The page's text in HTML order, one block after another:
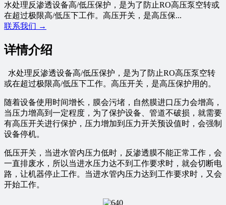
水处理反渗透设备高/低压保护，是为了防止RO高压泵空转或
在超过极限高/低压下工作。高压开关，是高压保...
联系我们 →
详情介绍
水处理反渗透设备高/低压保护，是为了防止RO高压泵空转
或在超过极限高/低压下工作。高压开关，是高压保护用的。
随着设备使用时间增长，膜会污堵，自然膜进口压力会增高，
当压力增高到一定程度，为了保护设备、管道不破损，就需要
有高压开关进行保护，压力增加到压力开关预设值时，会强制
设备停机。
低压开关，当进水管内压力低时，反渗透膜不能正常工作，会
一直排废水，所以当进水压力达不到工作要求时，就会切断电
路，让机器停止工作。当进水管内压力达到工作要求时，又会
开始工作。